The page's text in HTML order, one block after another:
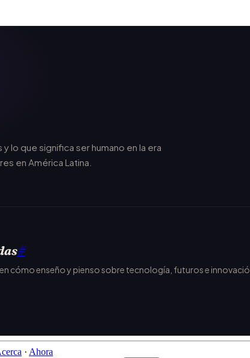
lo que significa ser humano en la era
en América Latina.
#
cómo enseño y pienso sobre tecnología, futuros e
· Ahora